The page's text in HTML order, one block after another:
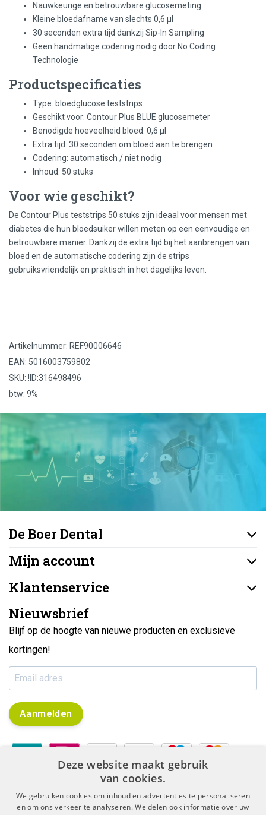
Nauwkeurige en betrouwbare glucosemeting
Kleine bloedafname van slechts 0,6 µl
30 seconden extra tijd dankzij Sip-In Sampling
Geen handmatige codering nodig door No Coding
Technologie
Productspecificaties
Type: bloedglucose teststrips
Geschikt voor: Contour Plus BLUE glucosemeter
Benodigde hoeveelheid bloed: 0,6 µl
Extra tijd: 30 seconden om bloed aan te brengen
Codering: automatisch / niet nodig
Inhoud: 50 stuks
Voor wie geschikt?
De Contour Plus teststrips 50 stuks zijn ideaal voor mensen met
diabetes die hun bloedsuiker willen meten op een eenvoudige en
betrouwbare manier. Dankzij de extra tijd bij het aanbrengen van
bloed en de automatische codering zijn de strips
gebruiksvriendelijk en praktisch in het dagelijks leven.
Artikelnummer: REF90006646
EAN: 5016003759802
SKU: !ID:316498496
btw: 9%
De Boer Dental
Mijn account
Klantenservice
Nieuwsbrief
Blijf op de hoogte van nieuwe producten en exclusieve
kortingen!
Aanmelden
Deze website maakt gebruik
van cookies.
We gebruiken cookies om inhoud en advertenties te personaliseren
en om ons verkeer te analyseren. We delen ook informatie over uw